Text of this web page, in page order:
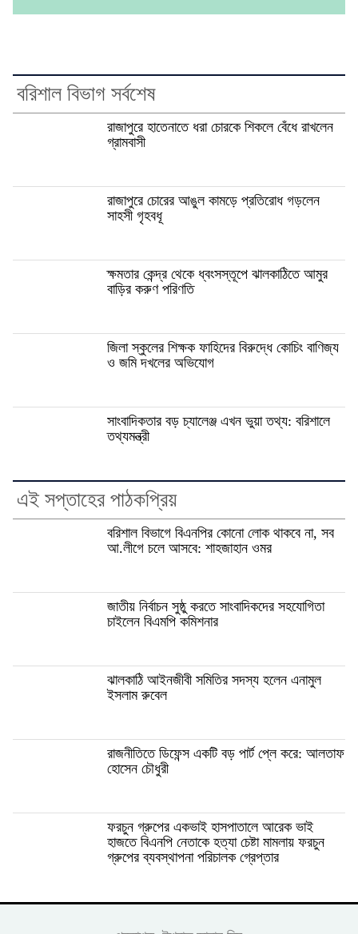
বরিশাল বিভাগ সর্বশেষ
রাজাপুরে হাতেনাতে ধরা চোরকে শিকলে বেঁধে রাখলেন
গ্রামবাসী
রাজাপুরে চোরের আঙুল কামড়ে প্রতিরোধ গড়লেন
সাহসী গৃহবধূ
ক্ষমতার কেন্দ্র থেকে ধ্বংসস্তূপে ঝালকাঠিতে আমুর
বাড়ির করুণ পরিণতি
জিলা স্কুলের শিক্ষক ফাহিদের বিরুদ্ধে কোচিং বাণিজ্য
ও জমি দখলের অভিযোগ
সাংবাদিকতার বড় চ্যালেঞ্জ এখন ভুয়া তথ্য: বরিশালে
তথ্যমন্ত্রী
এই সপ্তাহের পাঠকপ্রিয়
বরিশাল বিভাগে বিএনপির কোনো লোক থাকবে না, সব
আ.লীগে চলে আসবে: শাহজাহান ওমর
জাতীয় নির্বাচন সুষ্ঠু করতে সাংবাদিকদের সহযোগিতা
চাইলেন বিএমপি কমিশনার
ঝালকাঠি আইনজীবী সমিতির সদস্য হলেন এনামুল
ইসলাম রুবেল
রাজনীতিতে ডিফেন্স একটি বড় পার্ট প্লে করে: আলতাফ
হোসেন চৌধুরী
ফরচুন গ্রুপের একভাই হাসপাতালে আরেক ভাই
হাজতে বিএনপি নেতাকে হত্যা চেষ্টা মামলায় ফরচুন
গ্রুপের ব্যবস্থাপনা পরিচালক গ্রেপ্তার